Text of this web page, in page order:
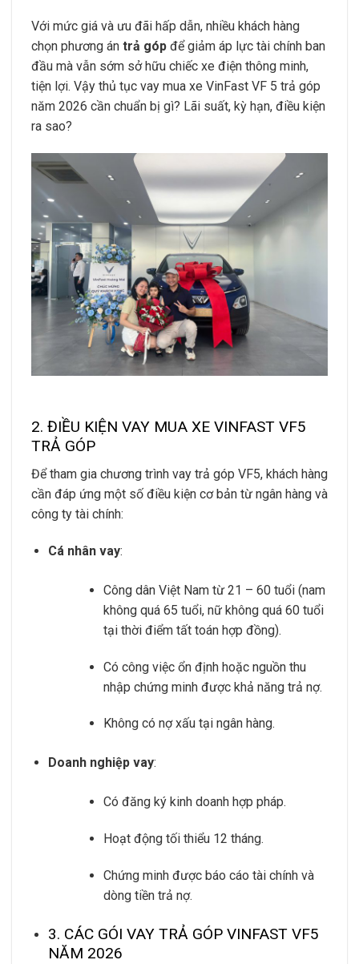
Với mức giá và ưu đãi hấp dẫn, nhiều khách hàng
chọn phương án trả góp để giảm áp lực tài chính ban
đầu mà vẫn sớm sở hữu chiếc xe điện thông minh,
tiện lợi. Vậy thủ tục vay mua xe VinFast VF 5 trả góp
năm 2026 cần chuẩn bị gì? Lãi suất, kỳ hạn, điều kiện
ra sao?
2. ĐIỀU KIỆN VAY MUA XE VINFAST VF5
TRẢ GÓP
Để tham gia chương trình vay trả góp VF5, khách hàng
cần đáp ứng một số điều kiện cơ bản từ ngân hàng và
công ty tài chính:
Cá nhân vay:
Công dân Việt Nam từ 21 – 60 tuổi (nam
không quá 65 tuổi, nữ không quá 60 tuổi
tại thời điểm tất toán hợp đồng).
Có công việc ổn định hoặc nguồn thu
nhập chứng minh được khả năng trả nợ.
Không có nợ xấu tại ngân hàng.
Doanh nghiệp vay:
Có đăng ký kinh doanh hợp pháp.
Hoạt động tối thiểu 12 tháng.
Chứng minh được báo cáo tài chính và
dòng tiền trả nợ.
3. CÁC GÓI VAY TRẢ GÓP VINFAST VF5
NĂM 2026